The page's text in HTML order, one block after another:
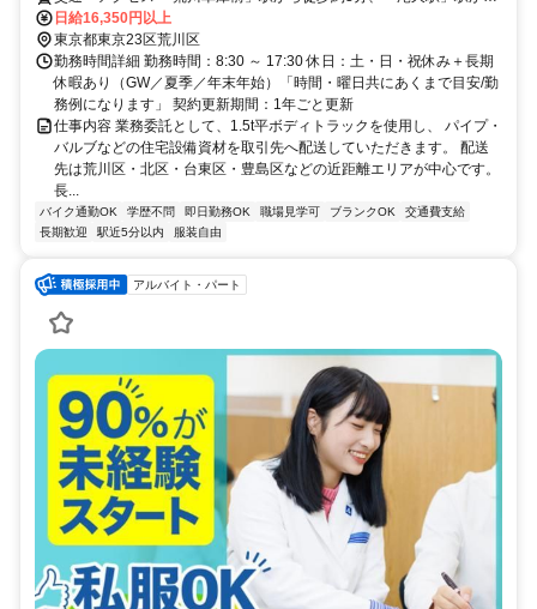
徒歩約5分
日給16,350円以上
東京都東京23区荒川区
勤務時間詳細 勤務時間：8:30 ～ 17:30 休日：土・日・祝休み＋長期
休暇あり（GW／夏季／年末年始）「時間・曜日共にあくまで目安/勤
務例になります」 契約更新期間：1年ごと更新
仕事内容 業務委託として、1.5t平ボディトラックを使用し、 パイプ・
バルブなどの住宅設備資材を取引先へ配送していただきます。 配送
先は荒川区・北区・台東区・豊島区などの近距離エリアが中心です。
長...
バイク通勤OK 学歴不問 即日勤務OK 職場見学可 ブランクOK
交通費支給
長期歓迎
駅近5分以内 服装自由
アルバイト・パート